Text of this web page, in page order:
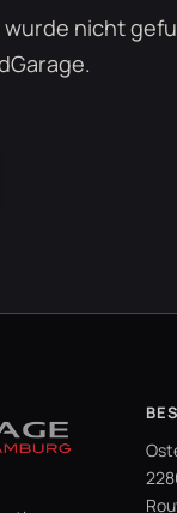
nicht